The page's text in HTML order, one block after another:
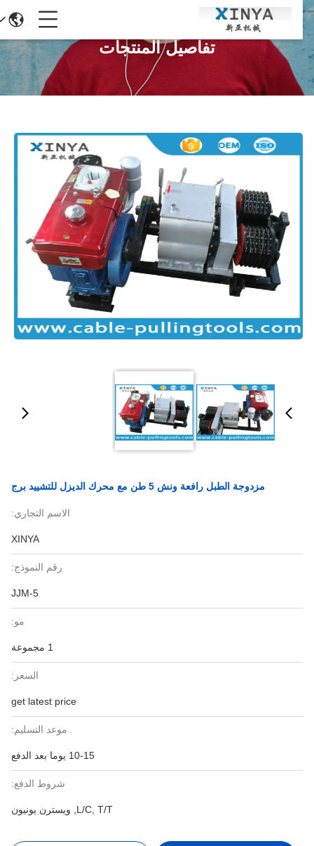
تفاصيل المنتجات
مزدوجة الطبل رافعة ونش 5 طن مع محرك الديزل للتشييد برج
الاسم التجاري:
XINYA
رقم النموذج:
JJM-5
مو:
السعر:
get latest price
موعد التسليم:
10-15 يوما بعد الدفع
شروط الدفع:
L/C, T/T, ويسترن يونيون